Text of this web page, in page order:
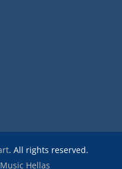
. All rights reserved.
Hellas